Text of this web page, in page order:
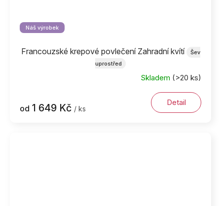
Náš výrobek
Francouzské krepové povlečení Zahradní kvítí
Šev
uprostřed
Skladem (>20 ks)
od 1 649 Kč / ks
Detail